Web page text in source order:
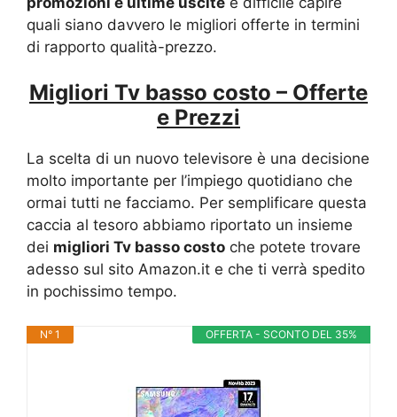
quali siano davvero le migliori offerte in termini
di rapporto qualità-prezzo.
Migliori Tv basso costo – Offerte
e Prezzi
La scelta di un nuovo televisore è una decisione
molto importante per l’impiego quotidiano che
ormai tutti ne facciamo. Per semplificare questa
caccia al tesoro abbiamo riportato un insieme
dei migliori Tv basso costo che potete trovare
adesso sul sito Amazon.it e che ti verrà spedito
in pochissimo tempo.
OFFERTA - SCONTO DEL 35%
N° 1